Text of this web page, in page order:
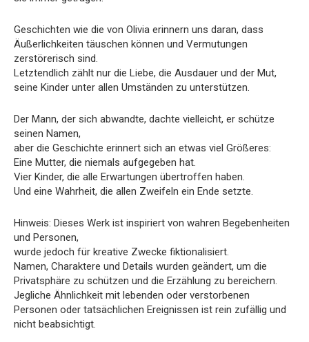
Geschichten wie die von Olivia erinnern uns daran, dass
Äußerlichkeiten täuschen können und Vermutungen
zerstörerisch sind.
Letztendlich zählt nur die Liebe, die Ausdauer und der Mut,
seine Kinder unter allen Umständen zu unterstützen.
Der Mann, der sich abwandte, dachte vielleicht, er schütze
seinen Namen,
aber die Geschichte erinnert sich an etwas viel Größeres:
Eine Mutter, die niemals aufgegeben hat.
Vier Kinder, die alle Erwartungen übertroffen haben.
Und eine Wahrheit, die allen Zweifeln ein Ende setzte.
Hinweis: Dieses Werk ist inspiriert von wahren Begebenheiten
und Personen,
wurde jedoch für kreative Zwecke fiktionalisiert.
Namen, Charaktere und Details wurden geändert, um die
Privatsphäre zu schützen und die Erzählung zu bereichern.
Jegliche Ähnlichkeit mit lebenden oder verstorbenen
Personen oder tatsächlichen Ereignissen ist rein zufällig und
nicht beabsichtigt.